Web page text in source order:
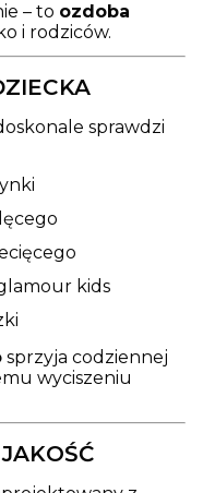
– to ozdoba
i rodziców.
sprawdzi
kids
sprzyja codziennej
wyciszeniu